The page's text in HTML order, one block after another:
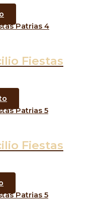
Fiestas
Fiestas